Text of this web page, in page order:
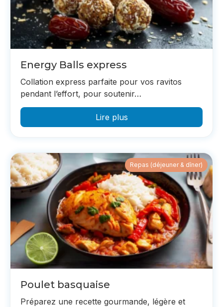
Energy Balls express
Collation express parfaite pour vos ravitos
pendant l’effort, pour soutenir…
Lire plus
Repas (déjeuner & dîner)
Poulet basquaise
Préparez une recette gourmande, légère et